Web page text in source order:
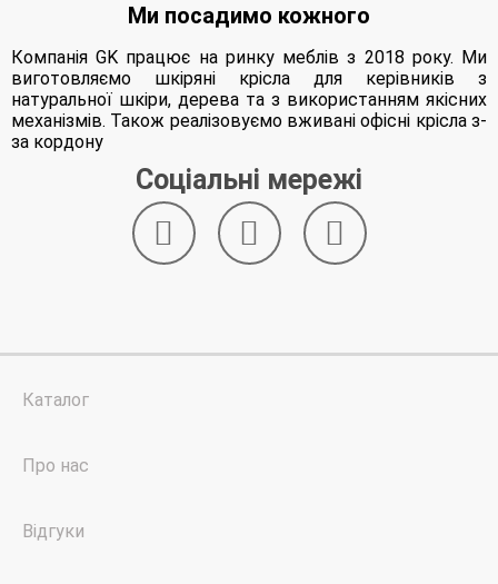
Ми посадимо кожного
Компанія GK працює на ринку меблів з 2018 року. Ми
виготовляємо шкіряні крісла для керівників з
натуральної шкіри, дерева та з використанням якісних
механізмів. Також реалізовуємо вживані офісні крісла з-
за кордону
Соціальні мережі
Каталог
Про нас
Відгуки